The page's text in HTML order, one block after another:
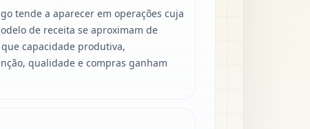
tende a aparecer em operações cuja
de receita se aproximam de
capacidade produtiva,
qualidade e compras ganham